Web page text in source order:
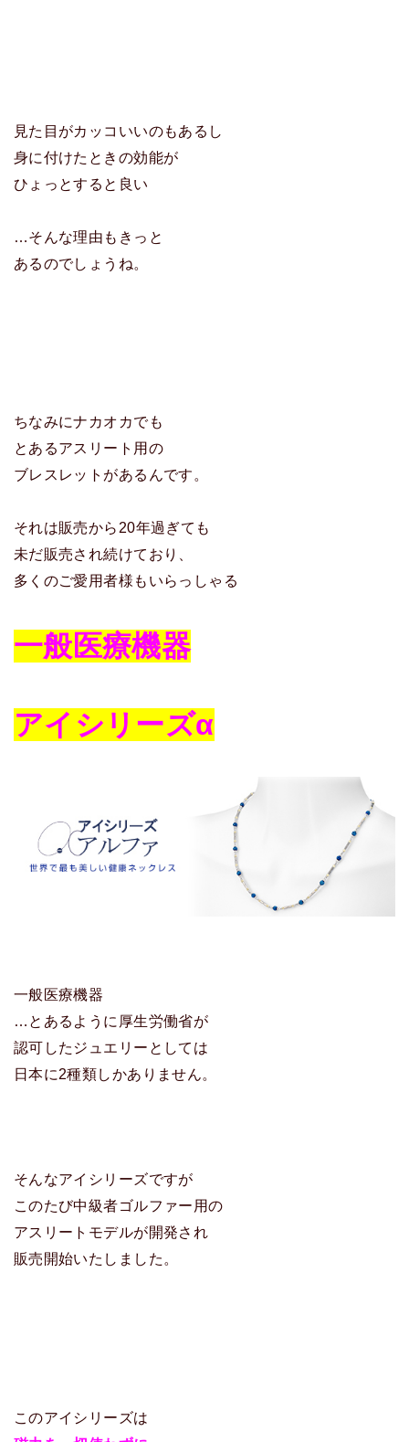
見た目がカッコいいのもあるし
身に付けたときの効能が
ひょっとすると良い
…そんな理由もきっと
あるのでしょうね。
ちなみにナカオカでも
とあるアスリート用の
ブレスレットがあるんです。
それは販売から20年過ぎても
未だ販売され続けており、
多くのご愛用者様もいらっしゃる
一般医療機器
アイシリーズα
一般医療機器
…とあるように厚生労働省が
認可したジュエリーとしては
日本に2種類しかありません。
そんなアイシリーズですが
このたび中級者ゴルファー用の
アスリートモデルが開発され
販売開始いたしました。
このアイシリーズは